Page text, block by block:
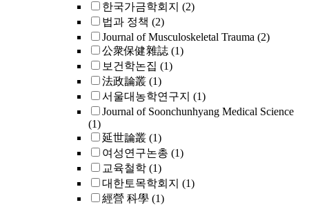
한국가금학회지 (2)
법과 정책 (2)
Journal of Musculoskeletal Trauma (2)
公衆保健雜誌 (1)
보건학논집 (1)
法政論叢 (1)
서울대농학연구지 (1)
Journal of Soonchunhyang Medical Science
(1)
延世論叢 (1)
여성연구논총 (1)
교육철학 (1)
대한토목학회지 (1)
經營 科學 (1)